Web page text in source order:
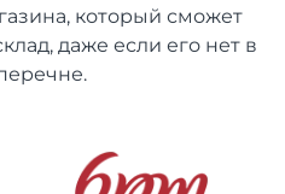
который сможет
даже если его нет в